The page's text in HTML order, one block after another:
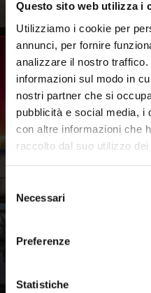
Questo sito web utilizza i
Utilizziamo i cookie per
annunci, per fornire
analizzare il nostro
informazioni sul modo in
nostri partner che si
pubblicità e social media, i
con altre informazioni che
raccolto dal suo utilizzo
delNecessari
Preferenze
Statistiche
Vez
Forte